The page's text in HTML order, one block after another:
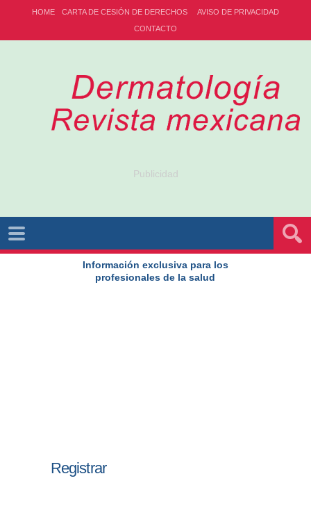
HOME CARTA DE CESIÓN DE DERECHOS
AVISO DE PRIVACIDAD
CONTACTO
Publicidad
Información exclusiva para los
profesionales de la salud
Registrar